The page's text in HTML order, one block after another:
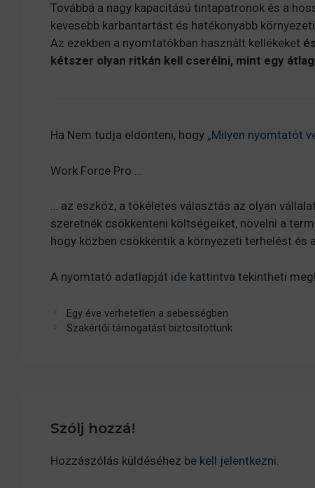
Továbbá a nagy kapacitású tintapatronok és a
kevesebb karbantartást és hatékonyabb
Az ezekben a nyomtatókban használt kellékeket
kétszer olyan ritkán kell cserélni, mint egy
Ha Nem tudja eldönteni, hogy „Milyen nyomtatót
Work Force Pro …
… az eszköz, a tökéletes választás az olyan
szeretnék csökkenteni költségeiket, növelni a
hogy közben csökkentik a környezeti terhelést és
A nyomtató adatlapját ide kattintva tekintheti meg!
Egy éve verhetetlen a sebességben
Szakértői támogatást biztosítottunk
Szólj hozzá!
Hozzászólás küldéséhez be kell jelentkezni